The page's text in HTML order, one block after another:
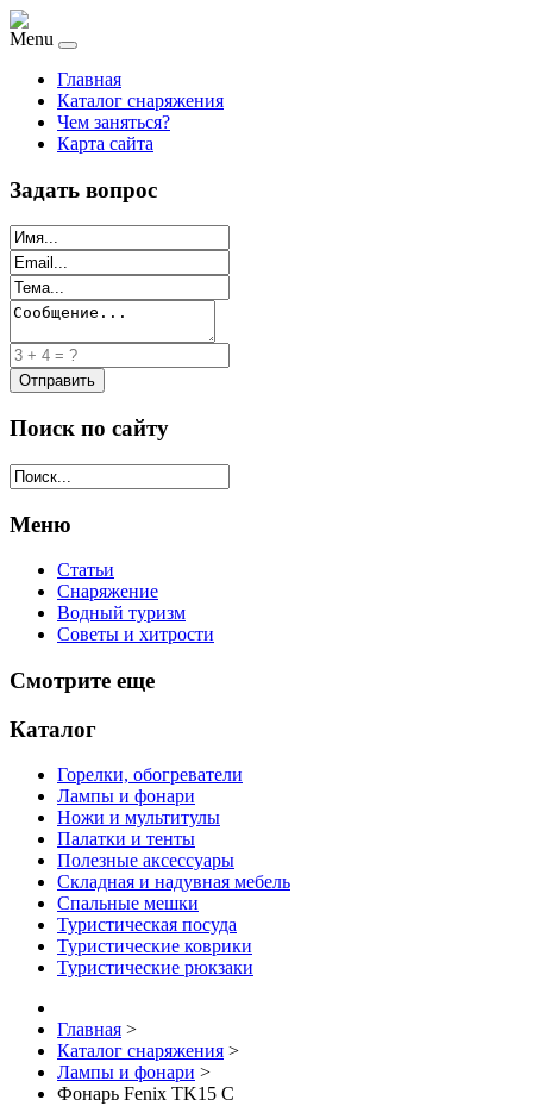
Menu
Главная
Каталог снаряжения
Чем заняться?
Карта сайта
Задать вопрос
Поиск по сайту
Меню
Статьи
Снаряжение
Водный туризм
Советы и хитрости
Смотрите еще
Каталог
Горелки, обогреватели
Лампы и фонари
Ножи и мультитулы
Палатки и тенты
Полезные аксессуары
Складная и надувная мебель
Спальные мешки
Туристическая посуда
Туристические коврики
Туристические рюкзаки
Главная >
Каталог снаряжения >
Лампы и фонари >
Фонарь Fenix TK15 C